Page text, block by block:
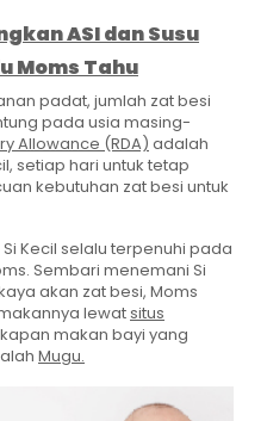
ASI dan Susu
Moms Tahu
padat, jumlah zat besi
pada usia masing-
Allowance (RDA) adalah
setiap hari untuk tetap
kebutuhan zat besi untuk
Kecil selalu terpenuhi pada
Sembari menemani Si
akan zat besi, Moms
lewatsitus
makan bayi yang
Mugu.